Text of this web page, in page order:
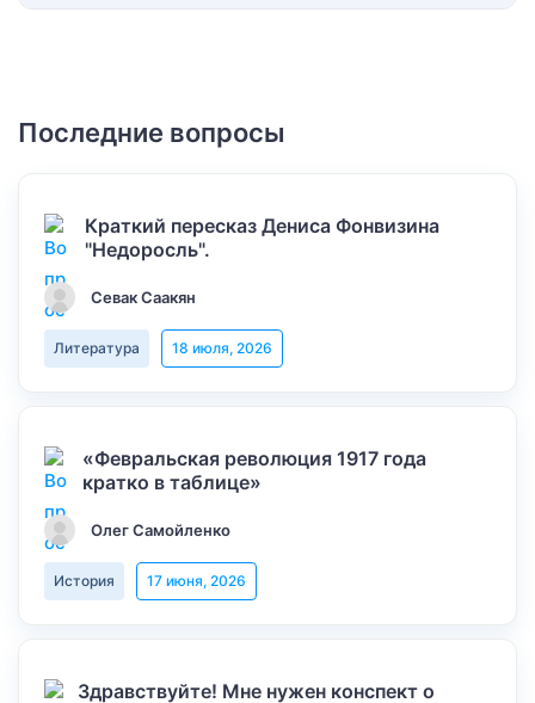
Последние вопросы
Краткий пересказ Дениса Фонвизина
"Недоросль".
Севак Саакян
Литература 18 июля, 2026
«Февральская революция 1917 года
кратко в таблице»
Олег Самойленко
История 17 июня, 2026
Здравствуйте! Мне нужен конспект о